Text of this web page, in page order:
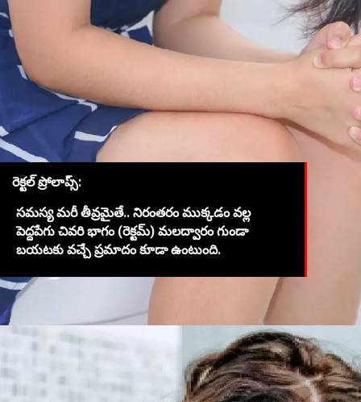
రెక్టల్ ప్రోలాప్స్:
సమస్య మరీ తీవ్రమైతే.. నిరంతరం ముక్కడం వల్ల
పెద్దపేగు చివరి భాగం (రెక్టమ్) మలద్వారం గుండా
బయటకు వచ్చే ప్రమాదం కూడా ఉంటుంది.